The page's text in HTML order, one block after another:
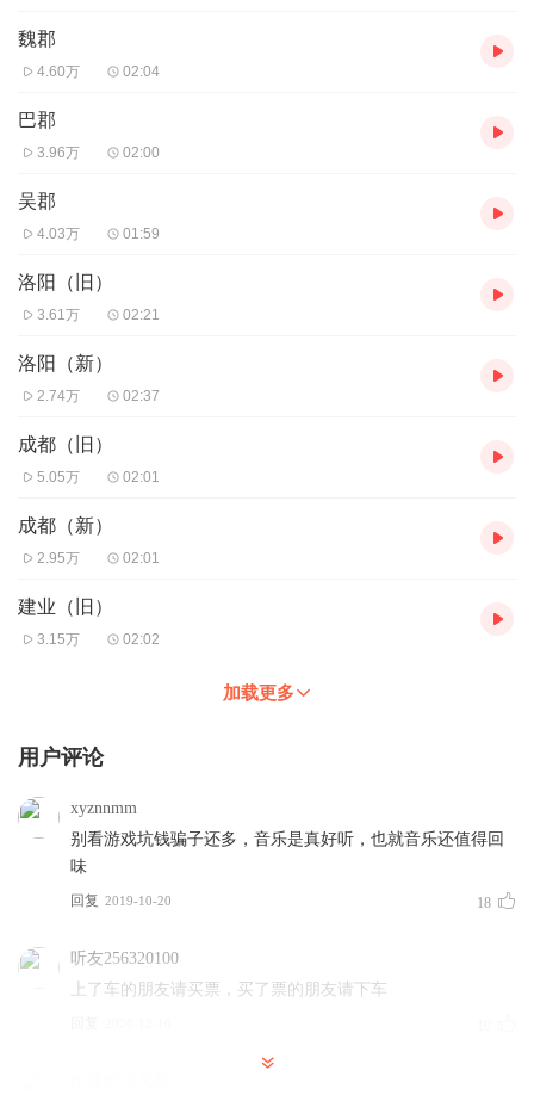
魏郡
4.60万 02:04
巴郡
3.96万 02:00
吴郡
4.03万 01:59
洛阳（旧）
3.61万 02:21
洛阳（新）
2.74万 02:37
成都（旧）
5.05万 02:01
成都（新）
2.95万 02:01
建业（旧）
3.15万 02:02
加载更多
用户评论
xyznnmm
别看游戏坑钱骗子还多，音乐是真好听，也就音乐还值得回
味
回复 2019-10-20 18
听友256320100
上了车的朋友请买票，买了票的朋友请下车